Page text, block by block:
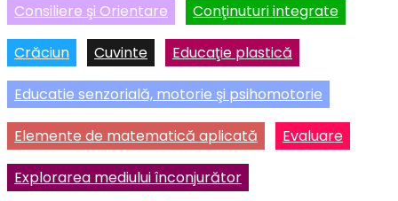
Consiliere şi Orientare Conţinuturi integrate
Crăciun Cuvinte Educaţie plastică
Educatie senzorială, motorie şi psihomotorie
Elemente de matematică aplicată Evaluare
Explorarea mediului înconjurător